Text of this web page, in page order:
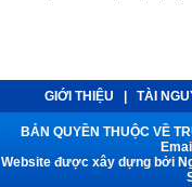
GIỚI THIỆU TÀI
BẢN QUYỀN THUỘC VỀ
Website được xây dựng bởi